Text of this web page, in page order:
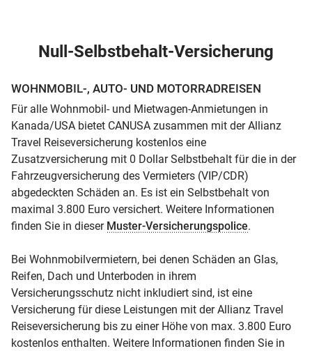
Null-Selbstbehalt-Versicherung
WOHNMOBIL-, AUTO- UND MOTORRADREISEN
Für alle Wohnmobil- und Mietwagen-Anmietungen in
Kanada/USA bietet CANUSA zusammen mit der Allianz
Travel Reiseversicherung kostenlos eine
Zusatzversicherung mit 0 Dollar Selbstbehalt für die in der
Fahrzeugversicherung des Vermieters (VIP/CDR)
abgedeckten Schäden an. Es ist ein Selbstbehalt von
maximal 3.800 Euro versichert. Weitere Informationen
finden Sie in dieser Muster-Versicherungspolice.
Bei Wohnmobilvermietern, bei denen Schäden an Glas,
Reifen, Dach und Unterboden in ihrem
Versicherungsschutz nicht inkludiert sind, ist eine
Versicherung für diese Leistungen mit der Allianz Travel
Reiseversicherung bis zu einer Höhe von max. 3.800 Euro
kostenlos enthalten. Weitere Informationen finden Sie in